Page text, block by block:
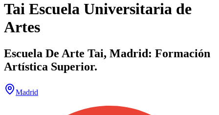
Tai Escuela Universitaria de
Artes
Escuela De Arte Tai, Madrid: Formación
Artística Superior.
Madrid